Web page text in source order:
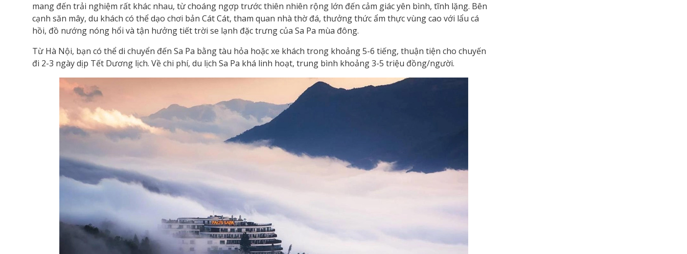
mang đến trải nghiệm rất khác nhau, từ choáng ngợp trước thiên nhiên rộng lớn đến cảm giác yên bình, tĩnh lặng. Bên
cạnh săn mây, du khách có thể dạo chơi bản Cát Cát, tham quan nhà thờ đá, thưởng thức ẩm thực vùng cao với lẩu cá
hồi, đồ nướng nóng hổi và tận hưởng tiết trời se lạnh đặc trưng của Sa Pa mùa đông.
Từ Hà Nội, bạn có thể di chuyển đến Sa Pa bằng tàu hỏa hoặc xe khách trong khoảng 5-6 tiếng, thuận tiện cho chuyến
đi 2-3 ngày dịp Tết Dương lịch. Về chi phí, du lịch Sa Pa khá linh hoạt, trung bình khoảng 3-5 triệu đồng/người.